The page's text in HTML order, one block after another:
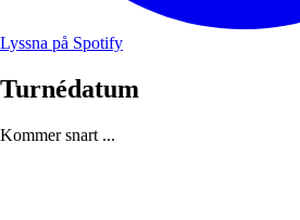
Lyssna på Spotify
Turnédatum
Kommer snart ...